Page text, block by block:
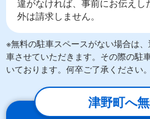
違がなければ、事前にお伝えし
外は請求しません。
※無料の駐車スペースがない場合は
車させていただきます。その際の駐
いております。何卒ご了承ください。
津野町へ